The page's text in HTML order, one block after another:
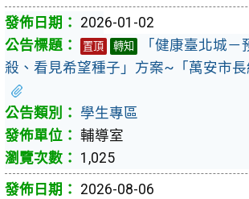
2026-01-02
置頂 轉知
「健康臺北城－
殺、看見希望種子」方案~「萬安市長
學生專區
輔導室
1,025
2026-08-06